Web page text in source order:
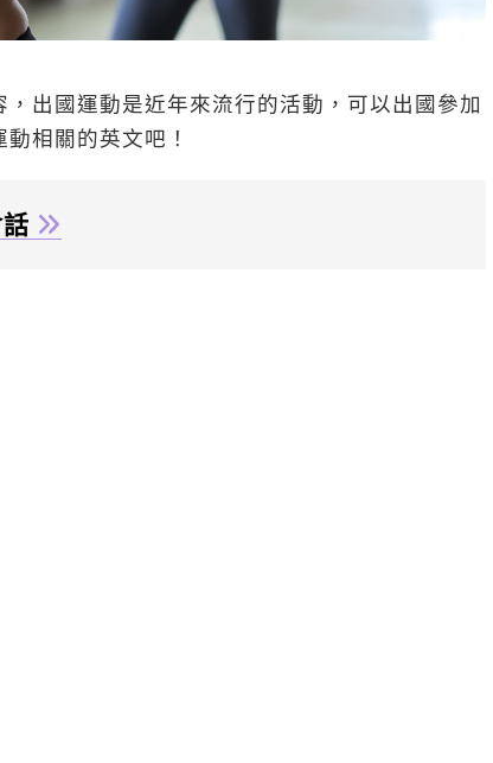
出國運動是近年來流行的活動，可以出國參加
相關的英文吧！